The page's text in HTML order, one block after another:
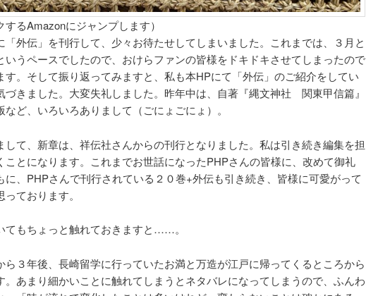
するAmazonにジャンプします）
「外伝」を刊行して、少々お待たせしてしまいました。これまでは、３月と
うペースでしたので、おけらファンの皆様をドキドキさせてしまったので
す。そして振り返ってみますと、私も本HPにて「外伝」のご紹介をしてい
づきました。大変失礼しました。昨年中は、自著『縄文神社 関東甲信篇』
など、いろいろありまして（ごにょごにょ）。
して、新章は、祥伝社さんからの刊行となりました。私は引き続き編集を担
ことになります。これまでお世話になったPHPさんの皆様に、改めて御礼
に、PHPさんで刊行されている２０巻+外伝も引き続き、皆様に可愛がって
ております。
てもちょっと触れておきますと……。
ら３年後、長崎留学に行っていたお満と万造が江戸に帰ってくるところから
。あまり細かいことに触れてしまうとネタバレになってしまうので、ふんわ